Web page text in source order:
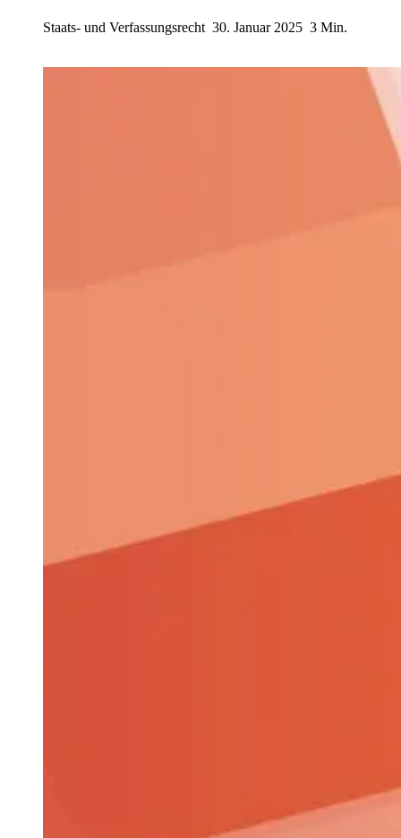
Staats- und Verfassungsrecht 30. Januar 2025 3 Min.